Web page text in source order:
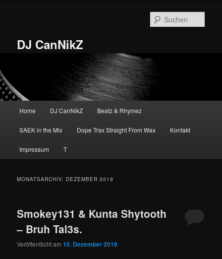
DJ CanNikZ
Home DJ CanNikZ Beatz & Rhymez
SAEK in the Mix Dope Trax Straight From Wax Kontakt
Impressum T
MONATSARCHIV: DEZEMBER 2019
Smokey131 & Kunta Shytooth
– Bruh Tal3s.
Veröffentlicht am10. Dezember 2019